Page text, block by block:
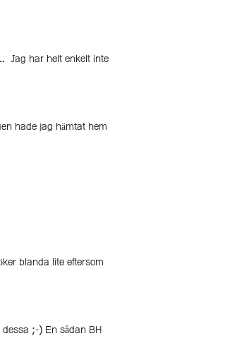
Jag har helt enkelt inte
hade jag hämtat hem
blanda lite eftersom
;-) En sådan BH